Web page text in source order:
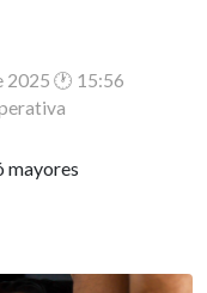
2025 🕐 15:56
mayores